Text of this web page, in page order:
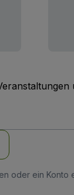
oder ein Konto